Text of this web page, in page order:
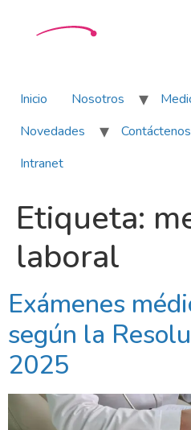
Inicio Nosotros
Novedades
Contáctenos
Intranet
Etiqueta:
laboral
Exámenes
según la
2025